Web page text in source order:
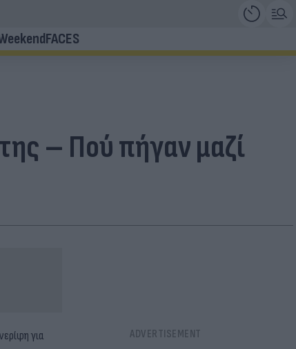
FACES
– Πού πήγαν μαζί
για